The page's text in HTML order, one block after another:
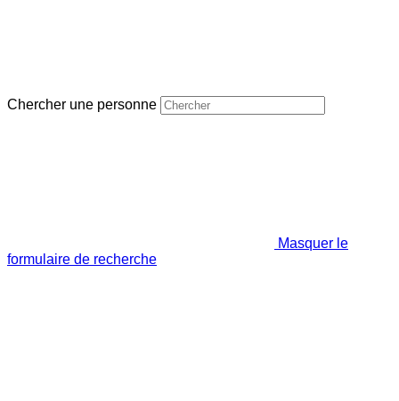
Chercher une personne
Masquer le
formulaire de recherche